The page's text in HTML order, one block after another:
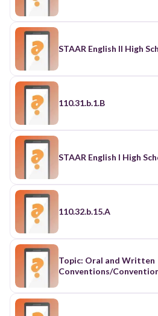
STAAR English II High
110.31.b.1.B
STAAR English I High
110.32.b.15.A
Topic: Oral and Written
Conventions/